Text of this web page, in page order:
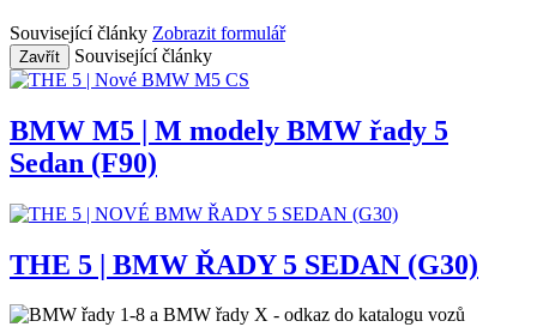
Související články Zobrazit formulář
Zavřít Související články
BMW M5 | M modely BMW řady 5
Sedan (F90)
THE 5 | BMW ŘADY 5 SEDAN (G30)